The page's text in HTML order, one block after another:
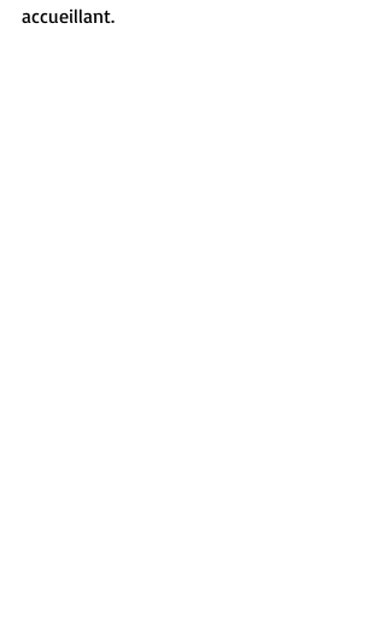
accueillant.